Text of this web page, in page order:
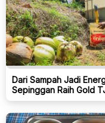
Dari Sampah Jadi
Sepinggan Raih Gold